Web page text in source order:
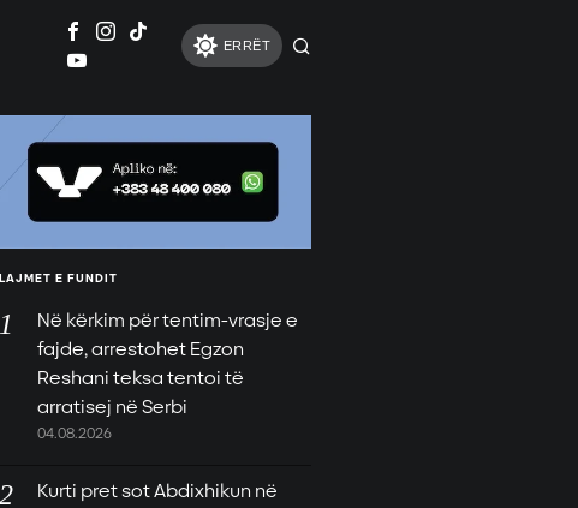
ERRËT
LAJMET E FUNDIT
Në kërkim për tentim-vrasje e
fajde, arrestohet Egzon
Reshani teksa tentoi të
arratisej në Serbi
04.08.2026
Kurti pret sot Abdixhikun në